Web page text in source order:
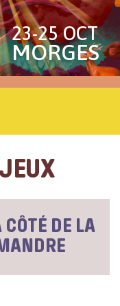
23-25 OCT
MORGES
DE LA